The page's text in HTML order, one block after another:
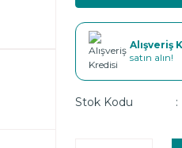
Alışveriş
satın alın!
Stok Kodu